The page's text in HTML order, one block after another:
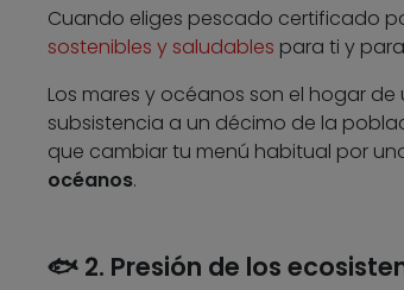
Cuando eliges pescado certificado
sostenibles y saludables para ti y
Los mares y océanos son el hogar
subsistencia a un décimo de la
que cambiar tu menú habitual por
océanos.
🐟 2. Presión de los